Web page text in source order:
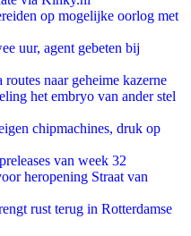
op mogelijke oorlog met
uur, agent gebeten bij
naar geheime kazerne
het embryo van ander stel
chipmachines, druk op
van week 32
heropening Straat van
rust terug in Rotterdamse